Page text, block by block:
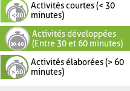
Activités courtes (< 30
minutes)
Activités développées
(Entre 30 et 60 minutes)
Activités élaborées (> 60
minutes)